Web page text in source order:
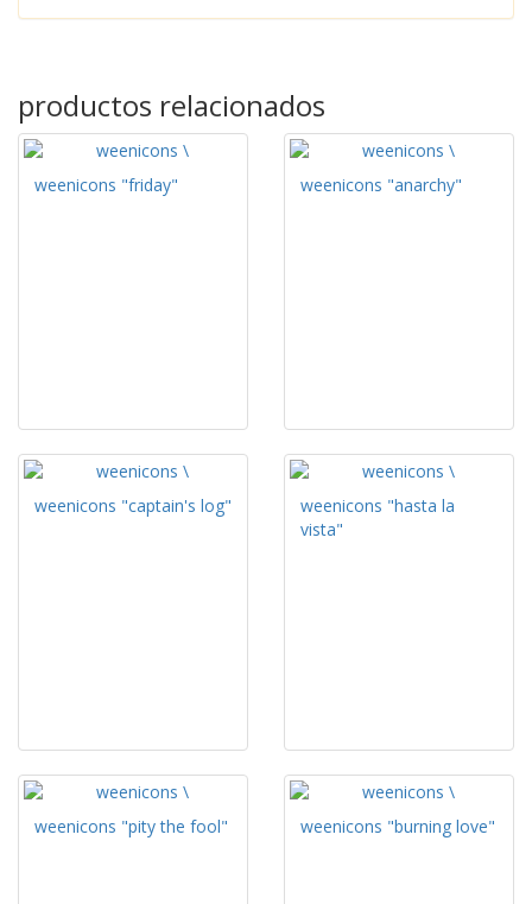
productos relacionados
weenicons "friday" weenicons "anarchy"
weenicons "captain's log"
weenicons "hasta la
vista"
weenicons "pity the fool" weenicons "burning love"